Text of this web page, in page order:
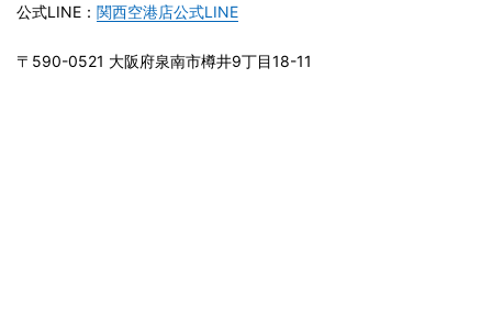
公式LINE： 関西空港店公式LINE
〒590-0521 大阪府泉南市樽井9丁目18-11